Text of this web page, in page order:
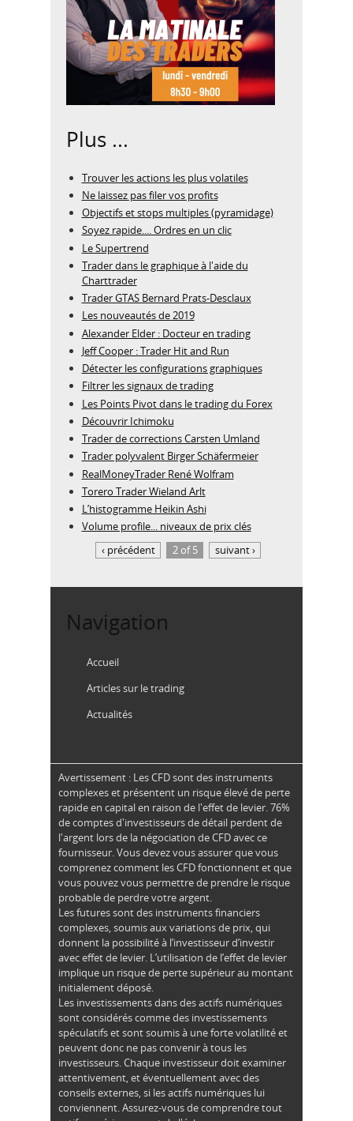
Plus ...
Trouver les actions les plus volatiles
Ne laissez pas filer vos profits
Objectifs et stops multiples (pyramidage)
Soyez rapide.... Ordres en un clic
Le Supertrend
Trader dans le graphique à l'aide du
Charttrader
Trader GTAS Bernard Prats-Desclaux
Les nouveautés de 2019
Alexander Elder : Docteur en trading
Jeff Cooper : Trader Hit and Run
Détecter les configurations graphiques
Filtrer les signaux de trading
Les Points Pivot dans le trading du Forex
Découvrir Ichimoku
Trader de corrections Carsten Umland
Trader polyvalent Birger Schäfermeier
RealMoneyTrader René Wolfram
Torero Trader Wieland Arlt
L’histogramme Heikin Ashi
Volume profile... niveaux de prix clés
‹ précédent
2 of 5 suivant ›
Navigation
Accueil
Articles sur le trading
Actualités
Avertissement : Les CFD sont des instruments
complexes et présentent un risque élevé de perte
rapide en capital en raison de l'effet de levier. 76%
de comptes d'investisseurs de détail perdent de
l'argent lors de la négociation de CFD avec ce
fournisseur. Vous devez vous assurer que vous
comprenez comment les CFD fonctionnent et que
vous pouvez vous permettre de prendre le risque
probable de perdre votre argent.
Les futures sont des instruments financiers
complexes, soumis aux variations de prix, qui
donnent la possibilité à l’investisseur d’investir
avec effet de levier. L’utilisation de l’effet de levier
implique un risque de perte supérieur au montant
initialement déposé.
Les investissements dans des actifs numériques
sont considérés comme des investissements
spéculatifs et sont soumis à une forte volatilité et
peuvent donc ne pas convenir à tous les
investisseurs. Chaque investisseur doit examiner
attentivement, et éventuellement avec des
conseils externes, si les actifs numériques lui
conviennent. Assurez-vous de comprendre tout